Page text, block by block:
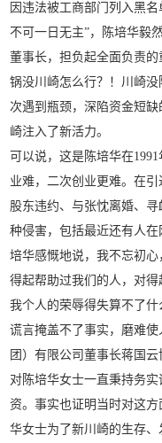
因违法被工商部门列入黑
不可一日无主”，陈培华毅
董事长，担负起全面负责
锅没川崎怎么行？！川崎
次遇到瓶颈，深陷资金短缺
崎注入了新活力。
可以说，这是陈培华在
业难，二次创业更难。在
股东违约、与张忱离婚、
种侵害，包括最近还有人
培华感慨地说，我不忘初
得起帮助过我们的人，对得
我个人的荣辱得失算不了什
谎言掩盖不了事实，磨难
团）有限公司董事长蒋国云
对陈培华女士一直秉持务
资。事实也证明当时对这
华女士为了新川崎的生存